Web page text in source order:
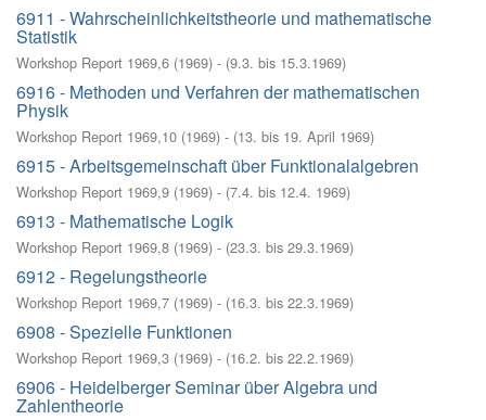
6911 - Wahrscheinlichkeitstheorie und mathematische
Statistik
Workshop Report 1969,6 (1969) - (9.3. bis 15.3.1969)
6916 - Methoden und Verfahren der mathematischen
Physik
Workshop Report 1969,10 (1969) - (13. bis 19. April 1969)
6915 - Arbeitsgemeinschaft über Funktionalalgebren
Workshop Report 1969,9 (1969) - (7.4. bis 12.4. 1969)
6913 - Mathematische Logik
Workshop Report 1969,8 (1969) - (23.3. bis 29.3.1969)
6912 - Regelungstheorie
Workshop Report 1969,7 (1969) - (16.3. bis 22.3.1969)
6908 - Spezielle Funktionen
Workshop Report 1969,3 (1969) - (16.2. bis 22.2.1969)
6906 - Heidelberger Seminar über Algebra und
Zahlentheorie